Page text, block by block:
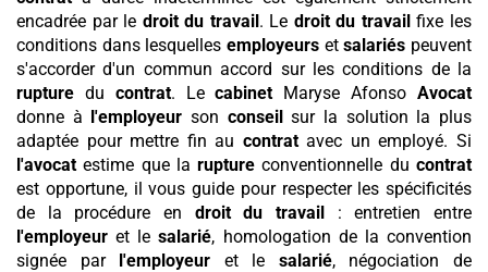
encadrée par le droit du travail . Le droit du travail fixe les
conditions dans lesquelles employeurs etsalariés peuvent
s'accorder d'un commun accord sur les conditions de la
rupture du contrat. Lecabinet Maryse AfonsoAvocat
donne à
l'employeur son conseil sur la solution la plus
adaptée pour mettre fin au contratavec un employé. Si
l'avocat estime que laruptureconventionnelle ducontrat
est opportune, il vous guide pour respecter les spécificités
de la procédure en droit du travail
: entretien entre
l'employeur et lesalarié, homologation de la convention
signée par
l'employeur et le salarié, négociation de